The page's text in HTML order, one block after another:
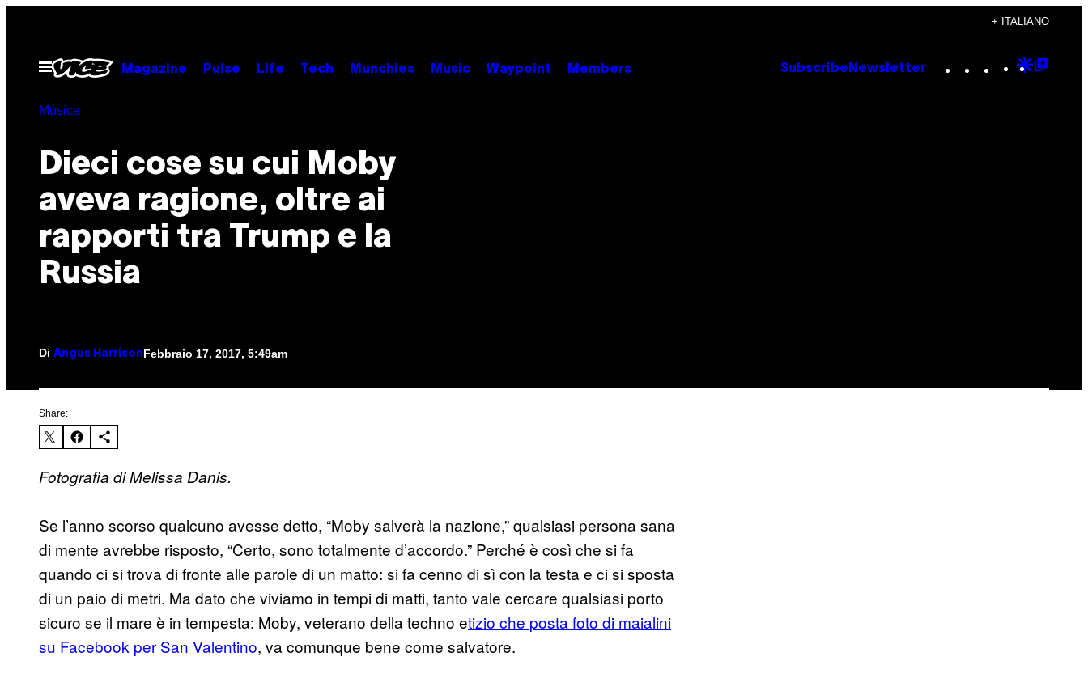
contenuto
+ ITALIANO
Apri
Magazine Pulse Life Tech Munchies Music Waypoint Members Subscribe Newsletter Instagram
TikTok
YouTube
Google
Música
Dieci cose su cui Moby
aveva ragione, oltre ai
rapporti tra Trump e la
Russia
Di Angus HarrisonFebbraio 17, 2017, 5:49am
Share:
Fotografia di Melissa Danis.
Se l’anno scorso qualcuno avesse detto, “Moby salverà la nazione,” qualsiasi persona sana
di mente avrebbe risposto, “Certo, sono totalmente d’accordo.” Perché è così che si fa
quando ci si trova di fronte alle parole di un matto: si fa cenno di sì con la testa e ci si sposta
di un paio di metri. Ma dato che viviamo in tempi di matti, tanto vale cercare qualsiasi porto
sicuro se il mare è in tempesta: Moby, veterano della techno etizio che posta foto di maialini
su Facebook per San Valentino, va comunque bene come salvatore.